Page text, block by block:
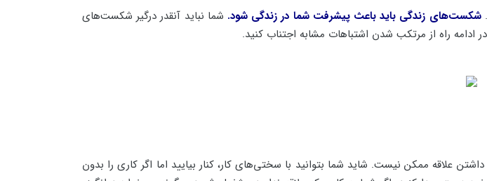
شکست‌های زندگی باید باعث پیشرفت شما در زندگی شود. شما نباید آنقدر درگیر شکست‌های
ادامه راه از مرتکب شدن اشتباهات مشابه اجتناب کنید.
علاقه ممکن نیست. شاید شما بتوانید با سختی‌های کار، کنار بیایید اما اگر کاری را بدون